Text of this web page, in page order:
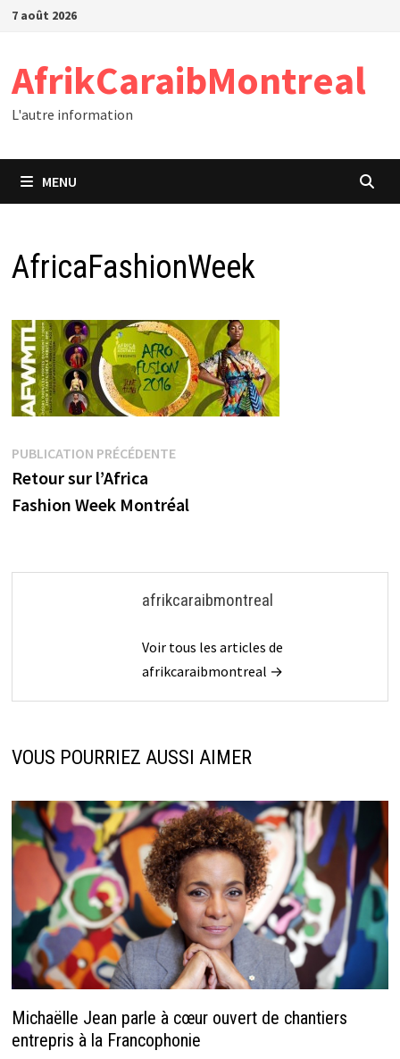
Passer
7 août 2026
AfrikCaraibMontreal
L'autre information
MENU
AfricaFashionWeek
Navigation
de
PUBLICATION PRÉCÉDENTEPublication
Retour sur l’Africa
Fashion Week Montréal
afrikcaraibmontreal
Voir tous les articles de
afrikcaraibmontreal →
VOUS POURRIEZ AUSSI AIMER
Michaëlle Jean parle à cœur ouvert de chantiers
entrepris à la Francophonie